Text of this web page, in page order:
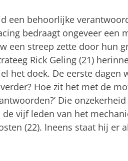
een behoorlijke
bedraagt ongeveer een
een streep zette door hun
Rick Geling (21)
het doek. De eerste dagen
Hoe zit het met de
Die
vijf leden van het
(22). Ineens staat hij er